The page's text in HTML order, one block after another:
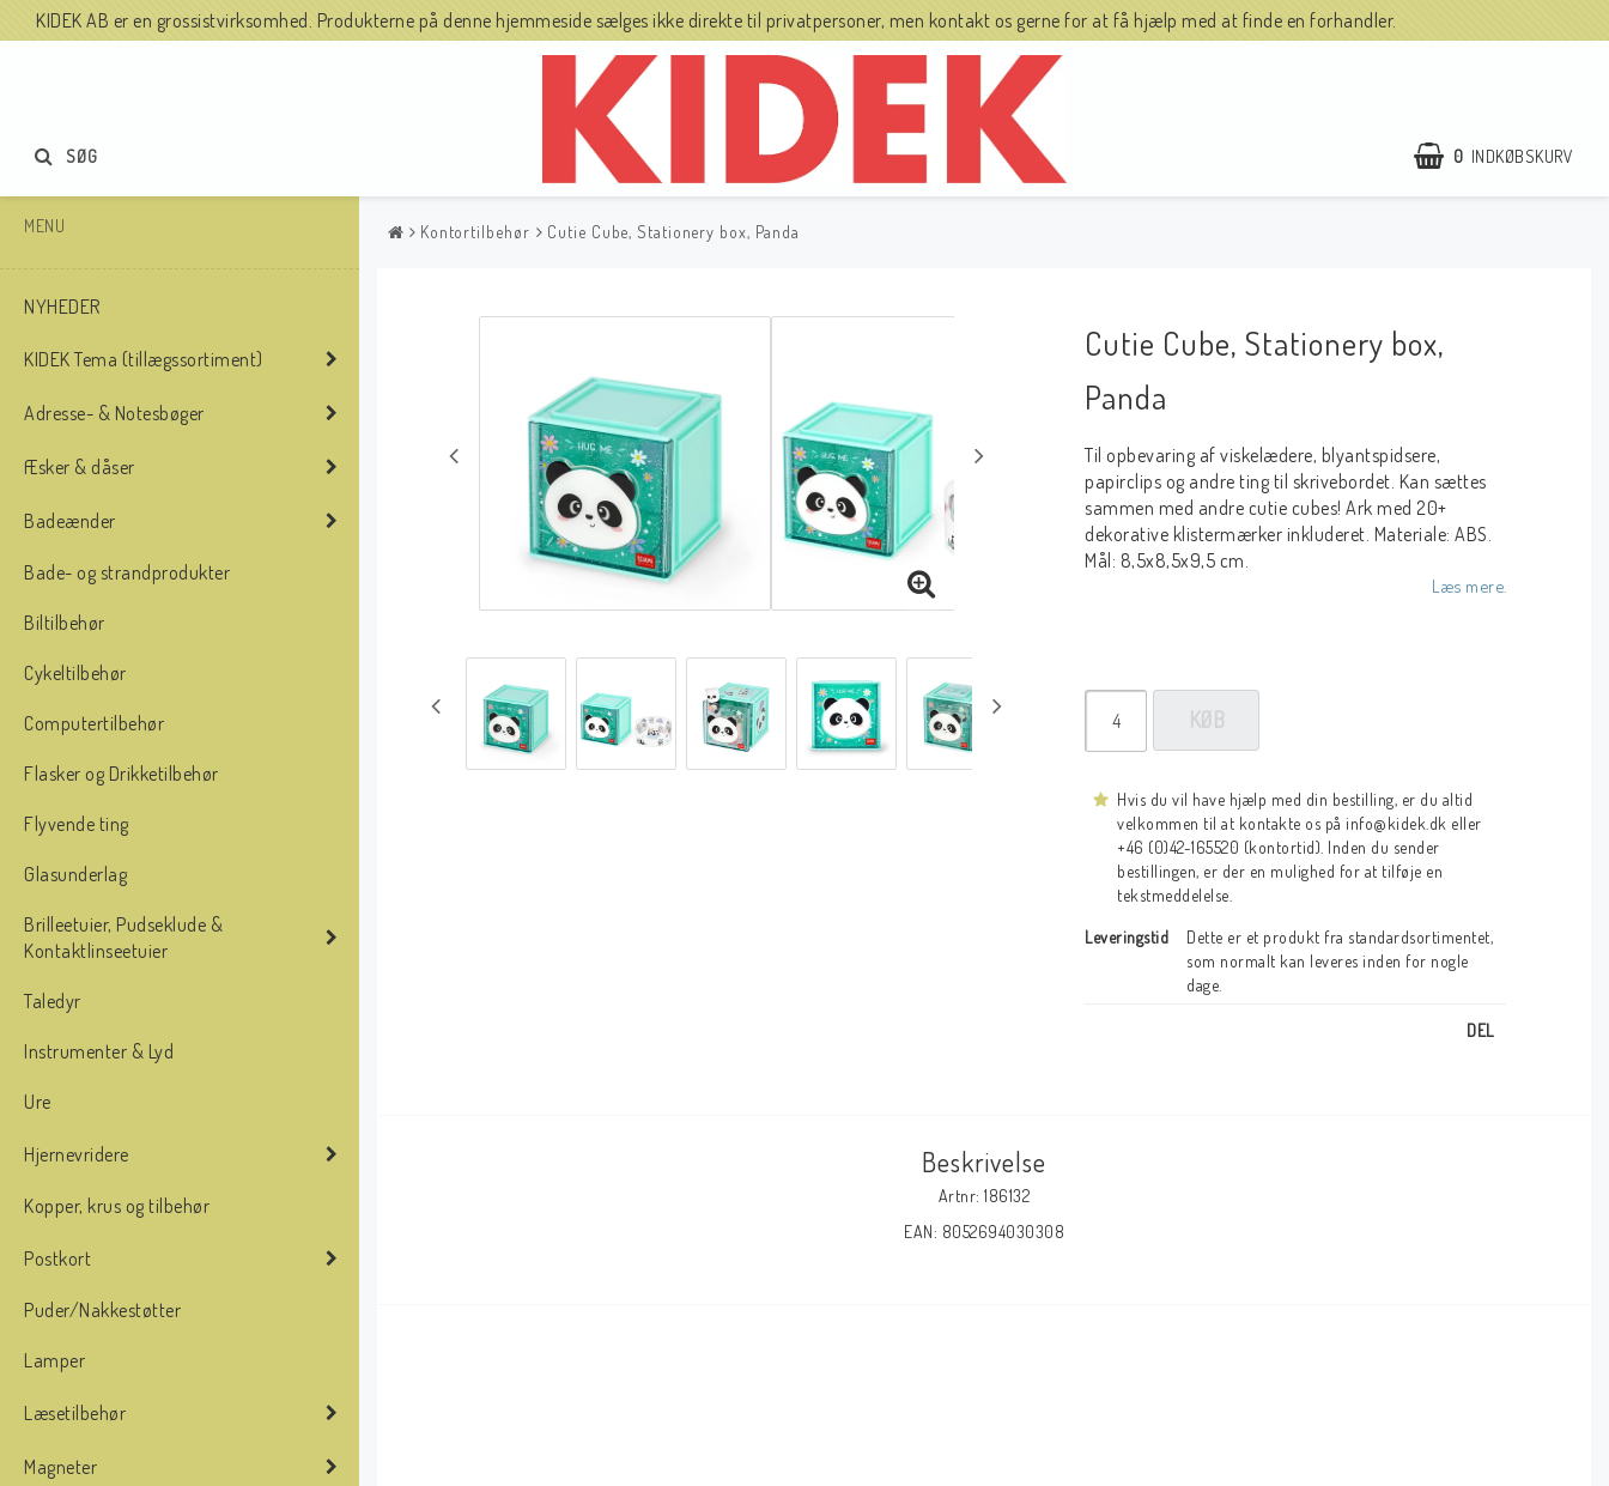
KIDEK AB er en grossistvirksomhed. Produkterne på denne hjemmeside sælges ikke direkte til privatpersoner, men kontakt os gerne for at få hjælp med at finde en forhandler.
0 INDKØBSKURV
SØG
MENU
NYHEDER
KIDEK Tema (tillægssortiment)
Adresse- & Notesbøger
Æsker & dåser
Badeænder
Bade- og strandprodukter
Biltilbehør
Cykeltilbehør
Computertilbehør
Flasker og Drikketilbehør
Flyvende ting
Glasunderlag
Brilleetuier, Pudseklude &
Kontaktlinseetuier
Taledyr
Instrumenter & Lyd
Ure
Hjernevridere
Kopper, krus og tilbehør
Postkort
Puder/Nakkestøtter
Lamper
Læsetilbehør
Magneter
Kontortilbehør Cutie Cube, Stationery box, Panda
Cutie Cube, Stationery box,
Panda
Til opbevaring af viskelædere, blyantspidsere,
papirclips og andre ting til skrivebordet. Kan sættes
sammen med andre cutie cubes! Ark med 20+
dekorative klistermærker inkluderet. Materiale: ABS.
Mål: 8,5x8,5x9,5 cm.
Læs mere.
KØB
Hvis du vil have hjælp med din bestilling, er du altid
velkommen til at kontakte os på info@kidek.dk eller
+46 (0)42-165520 (kontortid). Inden du sender
bestillingen, er der en mulighed for at tilføje en
tekstmeddelelse.
Leveringstid
Dette er et produkt fra standardsortimentet,
som normalt kan leveres inden for nogle
dage.
DEL
Beskrivelse
Artnr: 186132
EAN: 8052694030308